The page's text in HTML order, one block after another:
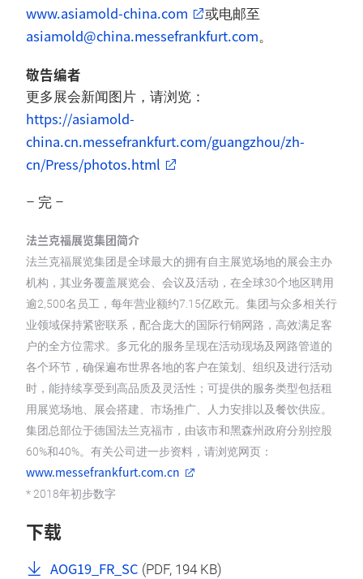
www.asiamold-china.com 或电邮至
asiamold@china.messefrankfurt.com。
敬告编者
更多展会新闻图片，请浏览：
https://asiamold-
china.cn.messefrankfurt.com/guangzhou/zh-
cn/Press/photos.html
– 完 –
法兰克福展览集团简介
法兰克福展览集团是全球最大的拥有自主展览场地的展会主办
机构，其业务覆盖展览会、会议及活动，在全球30个地区聘用
逾2,500名员工，每年营业额约7.15亿欧元。集团与众多相关行
业领域保持紧密联系，配合庞大的国际行销网路，高效满足客
户的全方位需求。多元化的服务呈现在活动现场及网路管道的
各个环节，确保遍布世界各地的客户在策划、组织及进行活动
时，能持续享受到高品质及灵活性；可提供的服务类型包括租
用展览场地、展会搭建、市场推广、人力安排以及餐饮供应。
集团总部位于德国法兰克福市，由该市和黑森州政府分别控股
60%和40%。有关公司进一步资料，请浏览网页：
www.messefrankfurt.com.cn
* 2018年初步数字
下载
AOG19_FR_SC (PDF, 194 KB)